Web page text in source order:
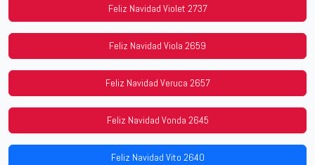
Feliz Navidad Violet 2737
Feliz Navidad Viola 2659
Feliz Navidad Veruca 2657
Feliz Navidad Vonda 2645
Feliz Navidad Vito 2640